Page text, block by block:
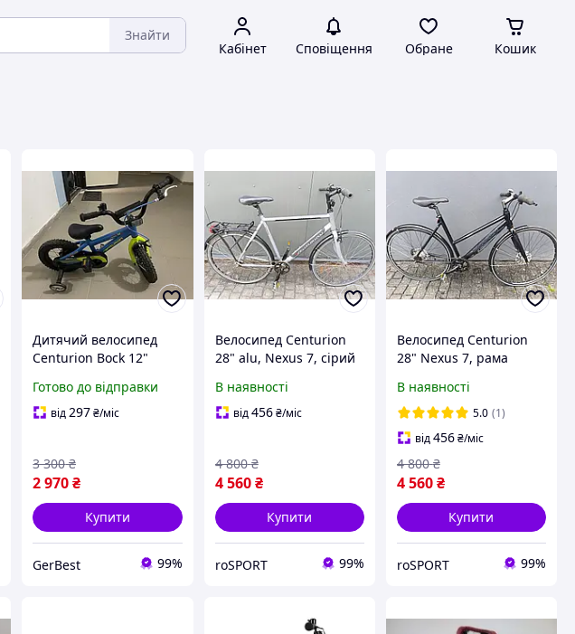
Знайти
Кабінет Сповіщення Обране Кошик
Дитячий велосипед
Centurion Bock 12"
Тайвань
Готово до відправки
від297₴/міс
2 970₴
3 300 ₴
Купити
GerBest 99%
Велосипед Centurion
28" alu, Nexus 7, сірий
В наявності
від456 ₴/міс
4 560 ₴
4 800 ₴
Купити
roSPORT 99%
Велосипед Centurion
28" Nexus 7, рама
В наявності
5.0 (1)
від456₴/міс
4 560₴
4 800 ₴
Купити
roSPORT 99%